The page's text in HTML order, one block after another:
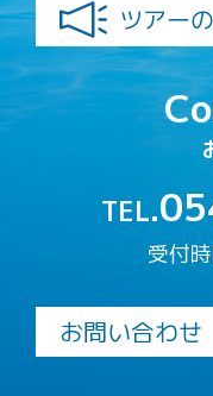
ツアー
TEL.
受付
お問い合わせ